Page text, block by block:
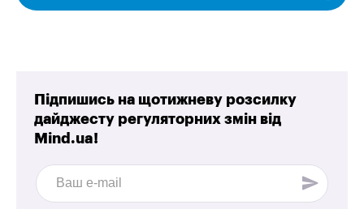
Підпишись на щотижневу розсилку
дайджесту регуляторних змін від
Mind.ua!